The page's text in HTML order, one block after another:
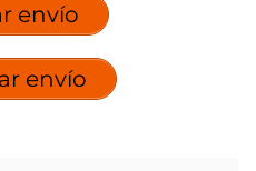
envío
envío